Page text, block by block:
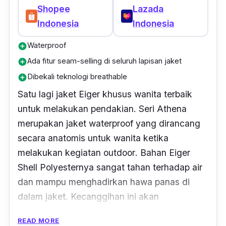
Shopee
Indonesia
Lazada
Indonesia
add_circleWaterproof
add_circleAda fitur seam-selling di seluruh lapisan jaket
add_circle Dibekali teknologi breathable
Satu lagi jaket Eiger khusus wanita terbaik
untuk melakukan pendakian. Seri Athena
merupakan jaket waterproof yang dirancang
secara anatomis untuk wanita ketika
melakukan kegiatan outdoor. Bahan Eiger
Shell Polyesternya sangat tahan terhadap air
dan mampu menghadirkan hawa panas di
dalam jaket. Kecanggihan ini akan
READ MORE